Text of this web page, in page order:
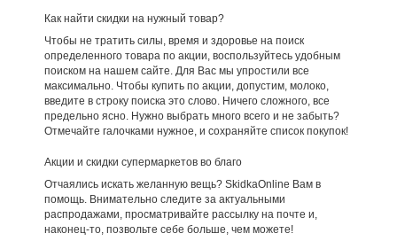
Как найти скидки на нужный товар?
Чтобы не тратить силы, время и здоровье на поиск
определенного товара по акции, воспользуйтесь удобным
поиском на нашем сайте. Для Вас мы упростили все
максимально. Чтобы купить по акции, допустим, молоко,
введите в строку поиска это слово. Ничего сложного, все
предельно ясно. Нужно выбрать много всего и не забыть?
Отмечайте галочками нужное, и сохраняйте список покупок!
Акции и скидки супермаркетов во благо
Отчаялись искать желанную вещь? SkidkaOnline Вам в
помощь. Внимательно следите за актуальными
распродажами, просматривайте рассылку на почте и,
наконец-то, позвольте себе больше, чем можете!